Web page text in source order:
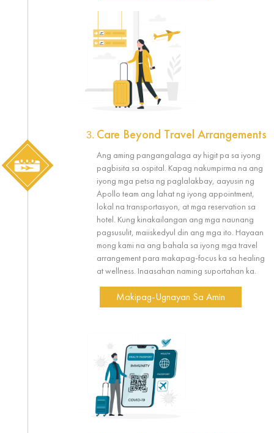
Care Beyond Travel Arrangements
Ang aming pangangalaga ay higit pa sa iyong
pagbisita sa ospital. Kapag nakumpirma na ang
iyong mga petsa ng paglalakbay, aayusin ng
Apollo team ang lahat ng iyong appointment,
lokal na transportasyon, at mga reservation sa
hotel. Kung kinakailangan ang mga naunang
pagsusulit, maiiskedyul din ang mga ito. Hayaan
mong kami na ang bahala sa iyong mga travel
arrangement para makapag-focus ka sa healing
at wellness. Inaasahan naming suportahan ka.
Makipag-Ugnayan Sa Amin